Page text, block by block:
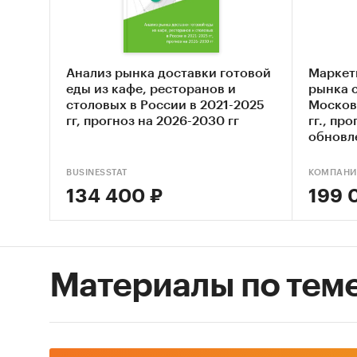
-
и
Анализ рынка доставки готовой
еды из кафе, ресторанов и
столовых в России в 2021-2025
гг, прогноз на 2026-2030 гг
BUSINESSTAT
134 400 ₽
рынка
гг.,
199
Материалы по